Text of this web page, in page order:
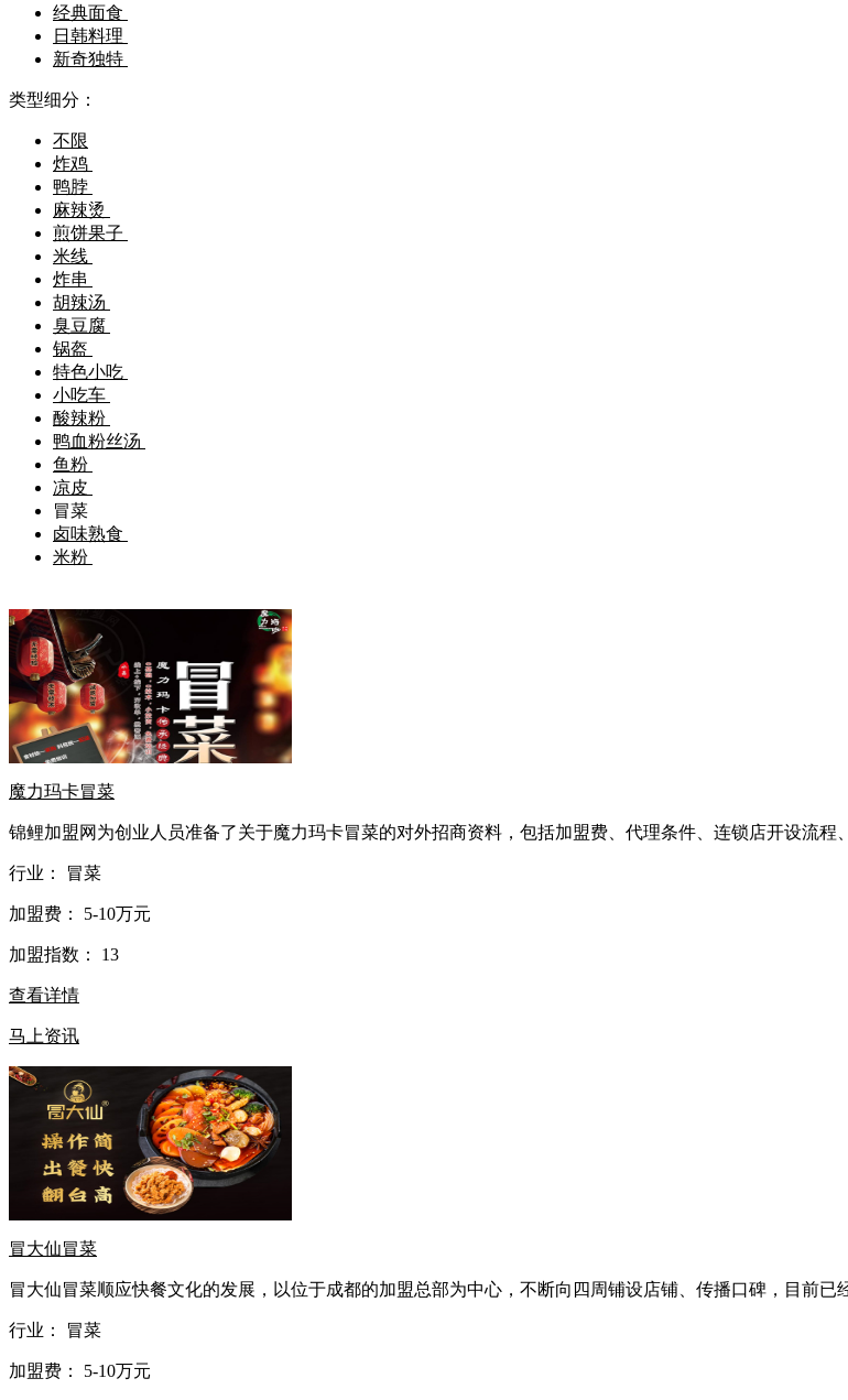
经典面食
日韩料理
新奇独特
类型细分：
不限
炸鸡
鸭脖
麻辣烫
煎饼果子
米线
炸串
胡辣汤
臭豆腐
锅盔
特色小吃
小吃车
酸辣粉
鸭血粉丝汤
鱼粉
凉皮
冒菜
卤味熟食
米粉
魔力玛卡冒菜
锦鲤加盟网为创业人员准备了关于魔力玛卡冒菜的对外招商资料，包括加盟费、代理条件、连锁店开设流
行业： 冒菜
加盟费： 5-10万元
加盟指数： 13
查看详情
马上资讯
冒大仙冒菜
冒大仙冒菜顺应快餐文化的发展，以位于成都的加盟总部为中心，不断向四周铺设店铺、传播口碑，目前
行业： 冒菜
加盟费： 5-10万元